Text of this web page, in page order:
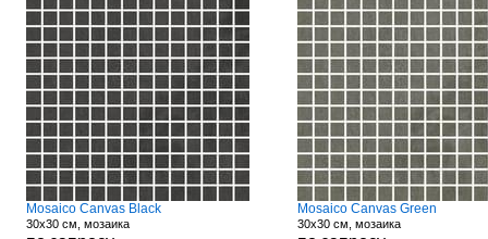
Mosaico Canvas Black
30x30 см, мозаика
Mosaico Canvas Green
30x30 см, мозаика